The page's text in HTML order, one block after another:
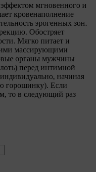
мгновенного и
кровенаполнение
эрогенных зон.
Обостряет
Мягко питает и
массирующими
органы мужчины
перед интимной
начиная
горошинку). Если
то в следующий раз
персональных
веб-
«myfin.by», для
каким образом
процесс такой
файлами,
(мобильного
Общества,
при их посещении
при
являются: